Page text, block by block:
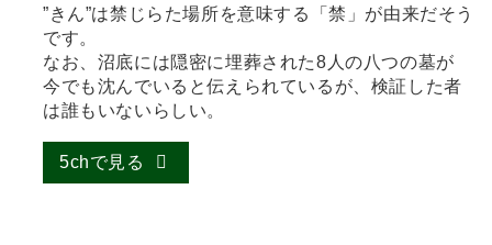
”きん”は禁じらた場所を意味する「禁」が由来だそう
です。
なお、沼底には隠密に埋葬された8人の八つの墓が
今でも沈んでいると伝えられているが、検証した者
は誰もいないらしい。
5chで見る